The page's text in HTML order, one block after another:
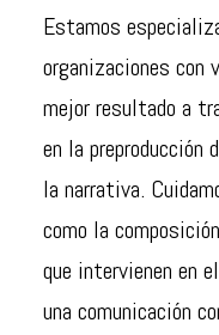
Estamos
organizaciones con
mejor resultado a
en la preproducción
la narrativa.
como la
que intervienen en
una comunicación